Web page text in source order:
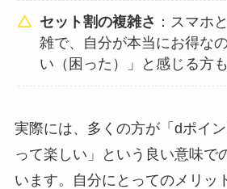
セット割の複雑さ ：スマホ
雑で、自分が本当にお得な
い（困った）」と感じる方
実際には、多くの方が「dポイ
って楽しい」という良い意味で
います。自分にとってのメリッ